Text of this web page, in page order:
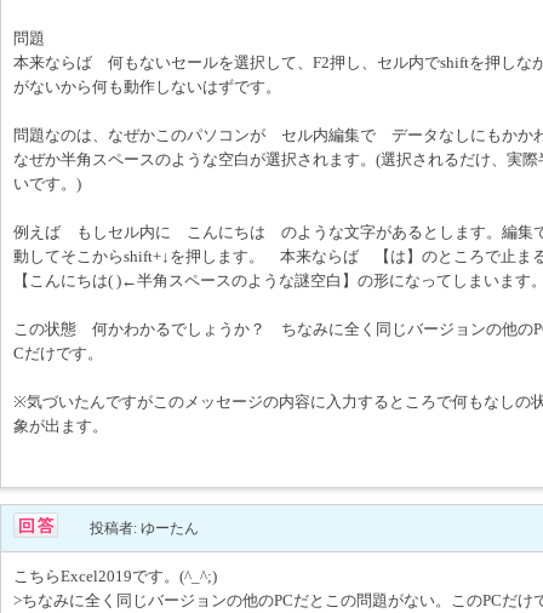
問題
本来ならば 何もないセールを選択して、F2押し、セル内でshiftを押しな
がないから何も動作しないはずです。
問題なのは、なぜかこのパソコンが セル内編集で データなしにもか
なぜか半角スペースのような空白が選択されます。(選択されるだけ、実
いです。)
例えば もしセル内に こんにちは のような文字があるとします。編集
動してそこからshift+↓を押します。 本来ならば 【は】のところで止
【こんにちは( )←半角スペースのような謎空白】の形になってしまいます
この状態 何かわかるでしょうか？ ちなみに全く同じバージョンの他の
Cだけです。
※気づいたんですがこのメッセージの内容に入力するところで何もなしの
象が出ます。
投稿者: ゆーたん
こちらExcel2019です。(^_^;)
>ちなみに全く同じバージョンの他のPCだとこの問題がない。このPCだけ